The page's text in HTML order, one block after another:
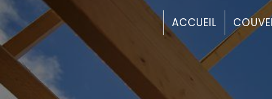
ACCUEIL
Panneau de gestion des cookies